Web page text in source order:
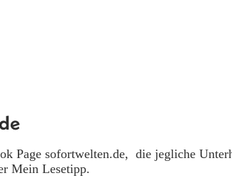
Page sofortwelten.de, die jegliche
Mein Lesetipp.